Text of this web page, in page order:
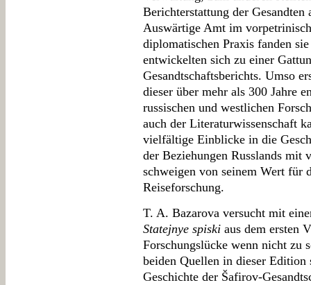
Berichterstattung der Gesandten
Auswärtige Amt im
diplomatischen Praxis fanden
entwickelten sich zu einer
Gesandtschaftsberichts. Umso
dieser über mehr als 300 Jahre
russischen und westlichen
auch der Literaturwissenschaft
vielfältige Einblicke in die
der Beziehungen Russlands mit
schweigen von seinem Wert für
Reiseforschung.
T. A. Bazarova versucht mit
Statejnye spiski aus dem ersten
Forschungslücke wenn nicht zu
beiden Quellen in dieser
Geschichte der Šafirov-